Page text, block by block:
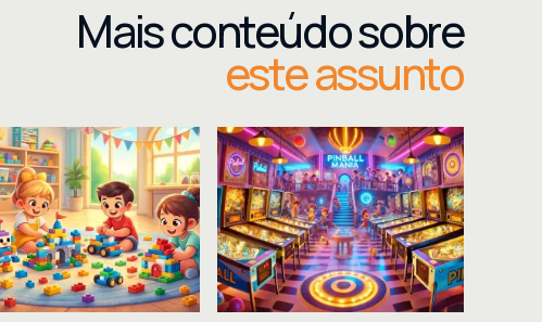
Mais conteúdo sobre
este assunto